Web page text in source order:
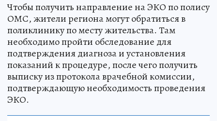
Чтобы получить направление на ЭКО по полису
ОМС, жители региона могут обратиться в
поликлинику по месту жительства. Там
необходимо пройти обследование для
подтверждения диагноза и установления
показаний к процедуре, после чего получить
выписку из протокола врачебной комиссии,
подтверждающую необходимость проведения
ЭКО.